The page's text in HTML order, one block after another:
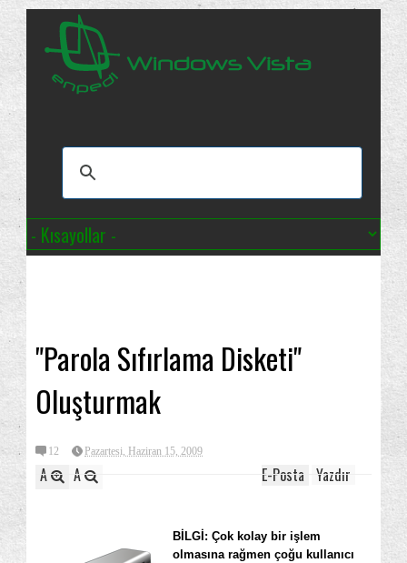
"Parola Sıfırlama Disketi"
Oluşturmak
12 Pazartesi, Haziran 15, 2009
A A Yazdır
E-Posta
BİLGİ: Çok kolay bir işlem
olmasına rağmen çoğu kullanıcı